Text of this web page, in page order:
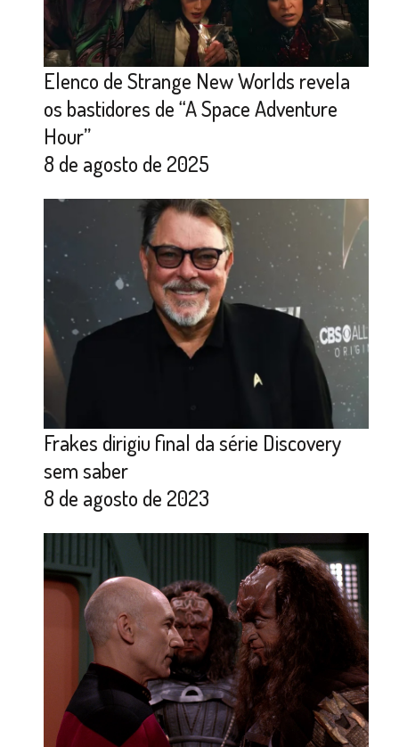
Elenco de Strange New Worlds revela
os bastidores de “A Space Adventure
Hour”
8 de agosto de 2025
Frakes dirigiu final da série Discovery
sem saber
8 de agosto de 2023